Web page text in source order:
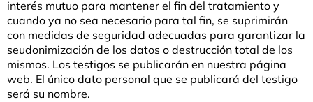
interés mutuo para mantener el fin del tratamiento y
cuando ya no sea necesario para tal fin, se suprimirán
con medidas de seguridad adecuadas para garantizar la
seudonimización de los datos o destrucción total de los
mismos. Los testigos se publicarán en nuestra página
web. El único dato personal que se publicará del testigo
será su nombre.